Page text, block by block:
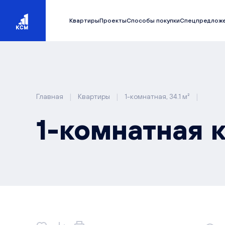
КвартирыПроектыСпособы покупки
Главная | Квартиры | 1-комнатная, 34.1 м² |
1-комнатная